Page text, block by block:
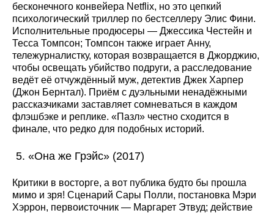
бесконечного конвейера Netflix, но это цепкий
психологический триллер по бестселлеру Элис Фини.
Исполнительные продюсеры — Джессика Честейн и
Тесса Томпсон; Томпсон также играет Анну,
тележурналистку, которая возвращается в Джорджию,
чтобы освещать убийство подруги, а расследование
ведёт её отчуждённый муж, детектив Джек Харпер
(Джон Бернтал). Приём с дуэльными ненадёжными
рассказчиками заставляет сомневаться в каждом
флэшбэке и реплике. «Пазл» честно сходится в
финале, что редко для подобных историй.
«Она же Грэйс» (2017)
Критики в восторге, а вот публика будто бы прошла
мимо и зря! Сценарий Сары Полли, постановка Мэри
Хэррон, первоисточник — Маргарет Этвуд; действие